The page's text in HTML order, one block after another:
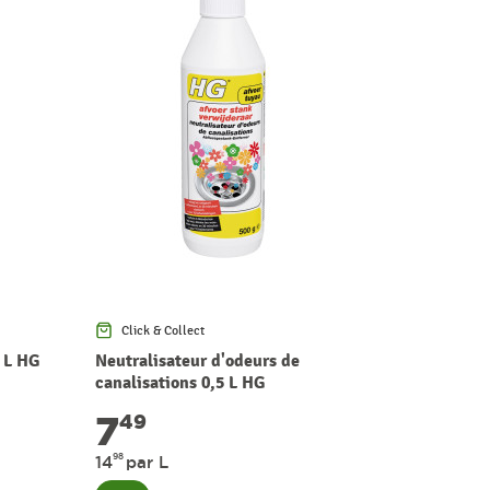
HG
Click & Collect
Neutralisateur d'odeurs de
canalisations 0,5 L HG
749
1498 par L